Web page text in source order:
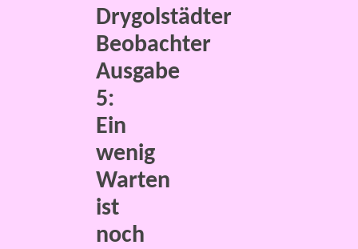
Drygolstädter
Beobachter
Ausgabe
5:
Ein
wenig
Warten
ist
noch